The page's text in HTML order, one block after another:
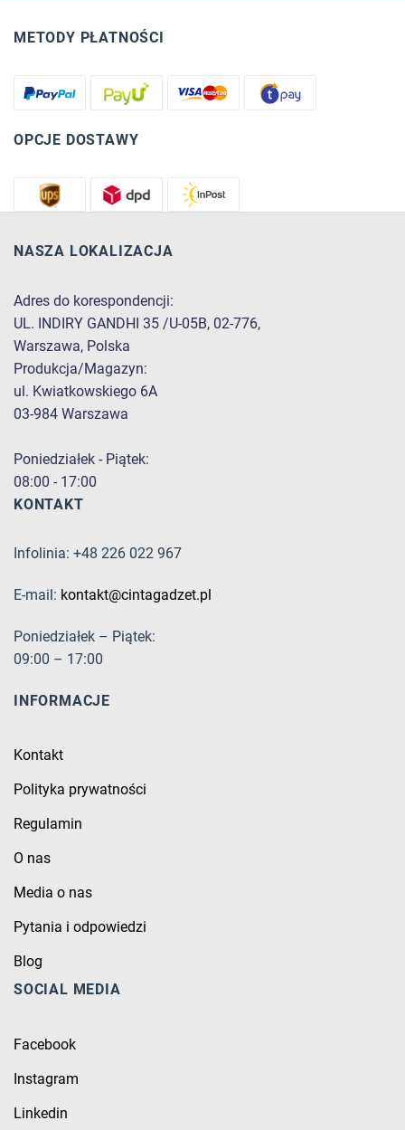
METODY PŁATNOŚCI
OPCJE DOSTAWY
NASZA LOKALIZACJA
Adres do korespondencji:
UL. INDIRY GANDHI 35 /U-05B, 02-776,
Warszawa, Polska
Produkcja/Magazyn:
ul. Kwiatkowskiego 6A
03-984 Warszawa
Poniedziałek - Piątek:
08:00 - 17:00
KONTAKT
Infolinia: +48 226 022 967
E-mail: kontakt@cintagadzet.pl
Poniedziałek – Piątek:
09:00 – 17:00
INFORMACJE
Kontakt
Polityka prywatności
Regulamin
O nas
Media o nas
Pytania i odpowiedzi
Blog
SOCIAL MEDIA
Facebook
Instagram
Linkedin